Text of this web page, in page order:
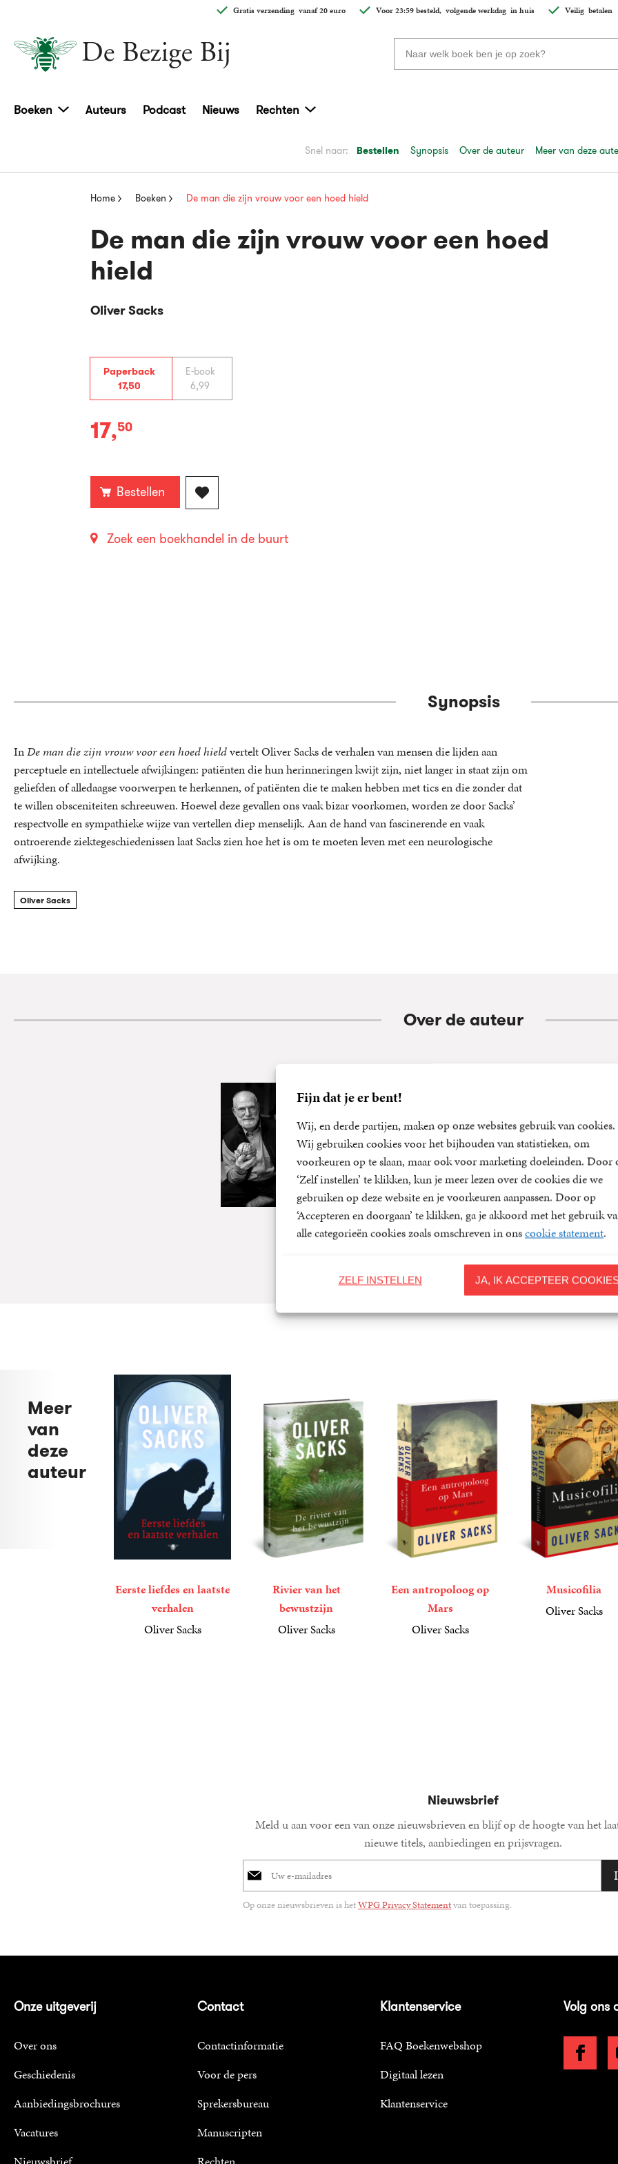
Fijn dat je er bent!
Wij, en derde partijen, maken op onze websites gebruik van cookies.
Wij gebruiken cookies voor het bijhouden van statistieken, om
voorkeuren op te slaan, maar ook voor marketing doeleinden. Door
‘Zelf instellen’ te klikken, kun je meer lezen over de cookies die we
gebruiken op deze website en je voorkeuren aanpassen. Door op
‘Accepteren en doorgaan’ te klikken, ga je akkoord met het gebruik
alle categorieën cookies zoals omschreven in onscookie statement.
JA, IK ACCEPTEER
ZELF INSTELLEN
Gratis verzendingvanaf 20 euro Voor 23:59 besteld, volgende werkdagin huis Veiligbetalen
Zoeken
naar
Boeken Auteurs Podcast Nieuws Rechten
Snel naar: Bestellen Synopsis Over de auteur Meer van deze
Home Boeken De man die zijn vrouw voor een hoed hield
De man die zijn vrouw voor een hoed
hield
Oliver Sacks
Paperback
17,50
E-book
6,99
Paperback:
17,50
Bestellen
Zoek een boekhandel in de buurt
Synopsis
InDe man die zijn vrouw voor een hoed hieldvertelt Oliver Sacks de verhalen van mensen die lijden aan
perceptuele en intellectuele afwijkingen: patiënten die hun herinneringen kwijt zijn, niet langer in staat zijn om
geliefden of alledaagse voorwerpen te herkennen, of patiënten die te maken hebben met tics en die zonder dat
te willen obsceniteiten schreeuwen. Hoewel deze gevallen ons vaak bizar voorkomen, worden ze door Sacks’
respectvolle en sympathieke wijze van vertellen diep menselijk. Aan de hand van fascinerende en vaak
ontroerende ziektegeschiedenissen laat Sacks zien hoe het is om te moeten leven met een neurologische
afwijking.
Oliver Sacks
Over de auteur
Oliver Sacks
Oliver Sacks (1933-2015), befaamd neuroloog, wetenschapper
internationale roem met zijn populairwetenschappelijke
belevingswereld van zijn patiënten. Hij is de auteur van
als Ontwaken in verbijstering (1973), De man die zijn vrouw
(1985), Een antropoloog op Mars (1995), Musicofilia (2007), ...
Meer
van
deze
auteur
Eerste liefdes en laatste
verhalen
Oliver Sacks
Rivier van het
bewustzijn
Oliver Sacks
Een antropoloog op
Mars
Oliver Sacks
Musicofilia
Oliver Sacks
Nieuwsbrief
Meld u aan voor een van onze nieuwsbrieven en blijf op de hoogte van het
nieuwe titels, aanbiedingen en prijsvragen.
E-
mailadres
Op onze nieuwsbrieven is hetWPG Privacy Statementvan toepassing.
Onze uitgeverij
Over ons
Geschiedenis
Aanbiedingsbrochures
Vacatures
Contact
Contactinformatie
Voor de pers
Sprekersbureau
Manuscripten
Klantenservice
FAQ Boekenwebshop
Digitaal lezen
Klantenservice
Volg ons